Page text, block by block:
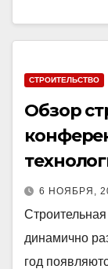
СТРОИТЕЛЬСТВО
Обзор
6 НОЯБРЯ,
динамично
год